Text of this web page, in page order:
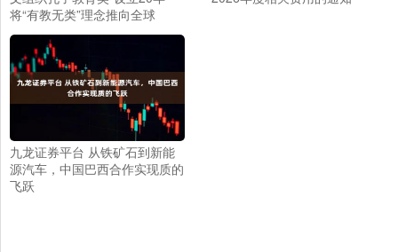
将“有教无类”理念推向全球
九龙证券平台 从铁矿石到新能
源汽车，中国巴西合作实现质的
飞跃